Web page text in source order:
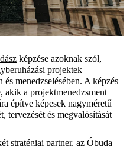
képzése azoknak szól,
projektek
menedzselésében. A képzés
akik a projektmenedzsment
építve képesek nagyméretű
tervezését és megvalósítását
stratégiai partner, az Óbuda